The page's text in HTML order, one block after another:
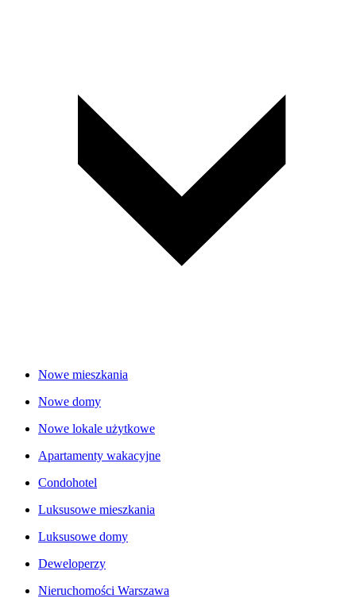
Nowe mieszkania
Nowe domy
Nowe lokale użytkowe
Apartamenty wakacyjne
Condohotel
Luksusowe mieszkania
Luksusowe domy
Deweloperzy
Nieruchomości Warszawa